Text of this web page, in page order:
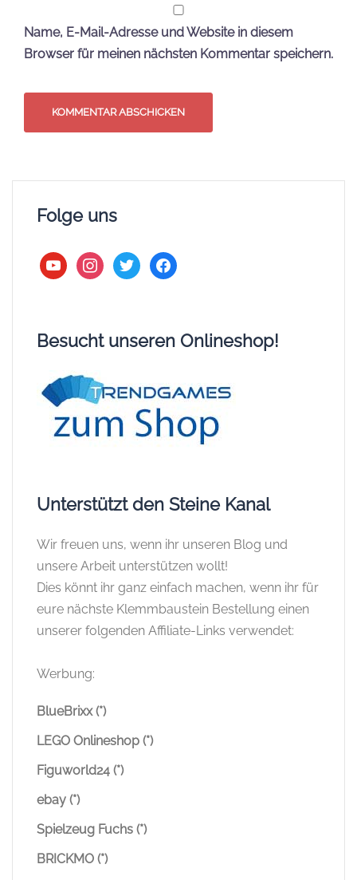
Name, E-Mail-Adresse und Website in diesem
Browser für meinen nächsten Kommentar speichern.
Folge uns
youtubeinstagram
twitter facebook
Besucht unseren Onlineshop!
Unterstützt den Steine Kanal
Wir freuen uns, wenn ihr unseren Blog und
unsere Arbeit unterstützen wollt!
Dies könnt ihr ganz einfach machen, wenn ihr für
eure nächste Klemmbaustein Bestellung einen
unserer folgenden Affiliate-Links verwendet:
Werbung:
BlueBrixx (*)
LEGO Onlineshop (*)
Figuworld24 (*)
ebay (*)
Spielzeug Fuchs (*)
BRICKMO (*)